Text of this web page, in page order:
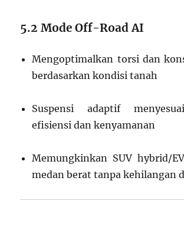
5.2 Mode Off-Road AI
Mengoptimalkan torsi dan
berdasarkan kondisi tanah
Suspensi adaptif
efisiensi dan kenyamanan
Memungkinkan SUV hybrid/
medan berat tanpa kehilangan